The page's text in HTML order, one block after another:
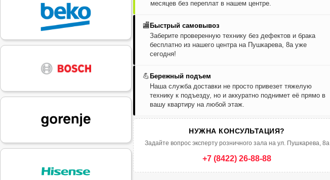
месяцев без переплат в нашем центре.
🏬 Быстрый самовывоз
Заберите проверенную технику без дефектов и брака
бесплатно из нашего центра на Пушкарева, 8а уже
сегодня!
💪 Бережный подъем
Наша служба доставки не просто привезет тяжелую
технику к подъезду, но и аккуратно поднимет её прямо в
вашу квартиру на любой этаж.
НУЖНА КОНСУЛЬТАЦИЯ?
Задайте вопрос эксперту розничного зала на ул. Пушкарева, 8а
+7 (8422) 26-88-88